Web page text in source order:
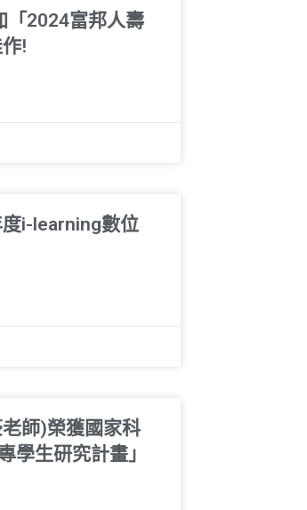
「2024富邦人壽
!
i-learning數位
師)榮獲國家科
學生研究計畫」